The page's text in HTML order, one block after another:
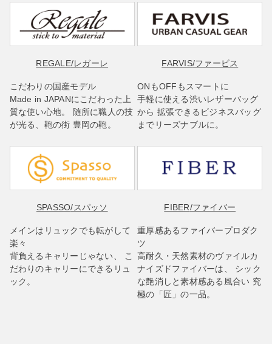
REGALE/レガーレ
こだわりの国産モデル
Made in JAPANにこだわった上
質な使い心地。 随所に職人の技
が光る、鞄の街 豊岡の鞄。
FARVIS/ファービス
ONもOFFもスマートに
手軽に使える渋いレザーバッグ
から 拡張できるビジネスバッグ
までリーズナブルに。
SPASSO/スパッソ
メインはリュックでも転がして
楽々
背負えるキャリーじゃない、 こ
だわりのキャリーにできるリュ
ック。
FIBER/ファイバー
重厚感あるファイバープロダク
ツ
高耐久・天然素材のヴァイルカ
ナイズドファイバーは、 シック
な艶消しと素材感ある風合い 究
極の「匠」の一品。